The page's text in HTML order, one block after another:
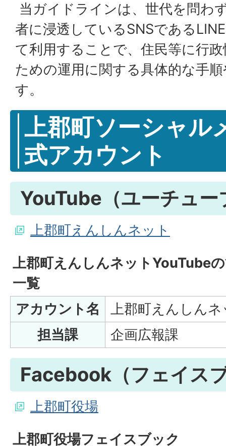
当ガイドラインは、世代を問わ
者に浸透しているSNSである
て利用することで、住民等に行
ための運用に関する具体的な手
す。
上郡町ソーシャル
式アカウント
YouTube（ユーチュー
上郡町えんしんネット
上郡町えんしんネットYouTube
一覧
アカウント名
上郡町えんしんネ
担当課
企画広報課
Facebook（フェイス
上郡町役場
上郡町役場フェイスブック